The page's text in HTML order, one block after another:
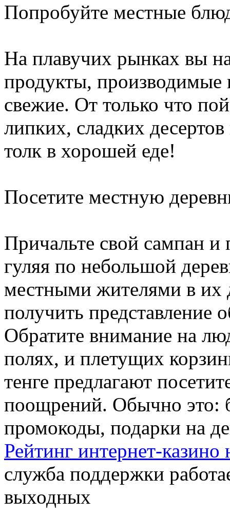
Попробуйте местные
На плавучих рынках вы
продукты, производимые
свежие. От только что
липких, сладких
толк в хорошей еде!
Посетите местную
Причальте свой сампан и
гуляя по небольшой
местными жителями в их
получить представление
Обратите внимание на
полях, и плетущих
тенге предлагают
поощрений. Обычно это:
промокоды, подарки на
Рейтинг интернет-казино
служба поддержки
выходных